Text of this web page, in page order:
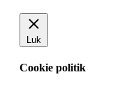
Luk
Cookie politik